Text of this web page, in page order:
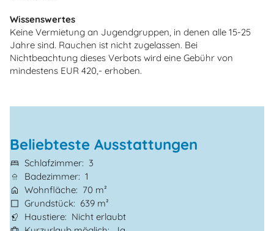
Wissenswertes
Keine Vermietung an Jugendgruppen, in denen alle 15-25
Jahre sind. Rauchen ist nicht zugelassen. Bei
Nichtbeachtung dieses Verbots wird eine Gebühr von
mindestens EUR 420,- erhoben.
Beliebteste Ausstattungen
Schlafzimmer
3
Badezimmer 1
Wohnfläche
70 m²
Grundstück
639 m²
Haustiere
Nicht erlaubt